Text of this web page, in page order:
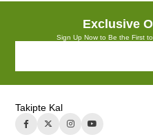
Exclusive
Sign Up Now to Be the First
Takipte Kal